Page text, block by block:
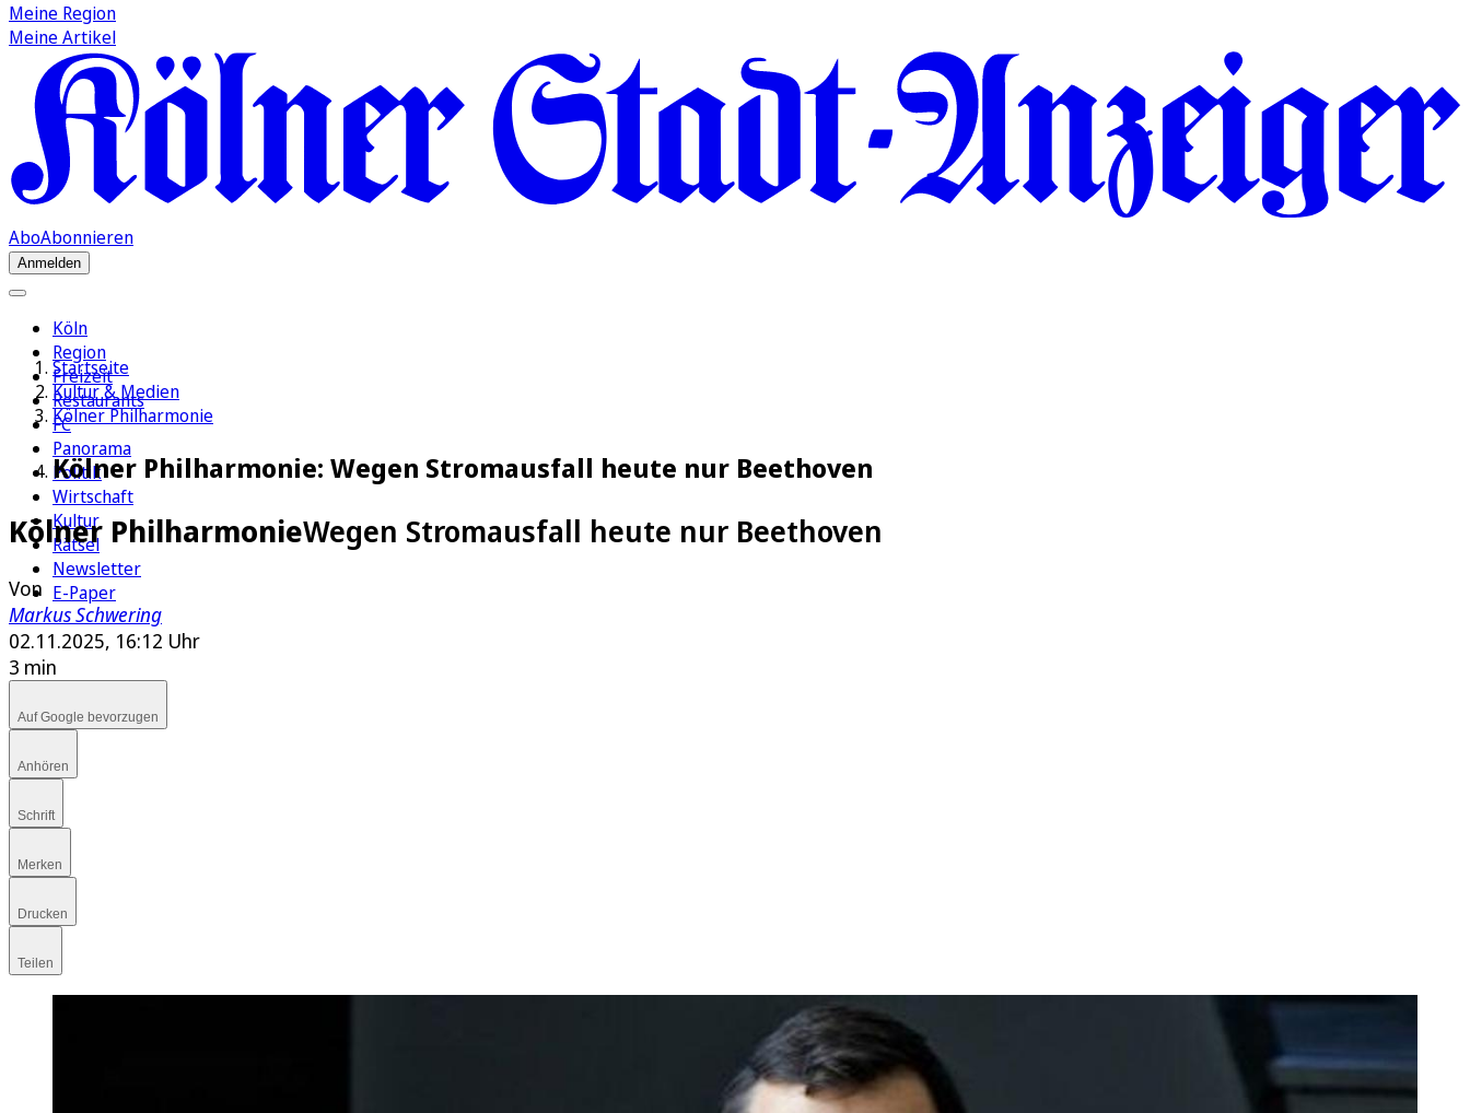
Meine Region
Meine Artikel
AboAbonnieren
Anmelden
Köln
Region
Freizeit
Restaurants
FC
Panorama
Politik
Wirtschaft
Kultur
Rätsel
Newsletter
E-Paper
Startseite
Kultur & Medien
Kölner Philharmonie
Kölner Philharmonie: Wegen Stromausfall heute nur Beethoven
Kölner PhilharmonieWegen Stromausfall heute nur Beethoven
Von
Markus Schwering
02.11.2025, 16:12 Uhr
3 min
Auf Google bevorzugen
Anhören
Schrift
Merken
Drucken
Teilen